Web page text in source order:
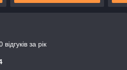
за рік